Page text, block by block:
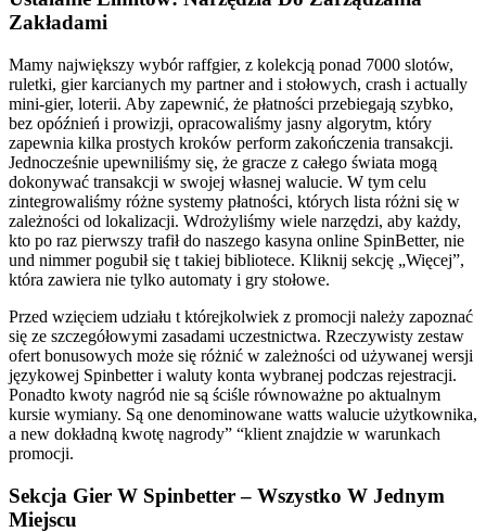
Zakładami
Mamy największy wybór raffgier, z kolekcją ponad 7000 slotów,
ruletki, gier karcianych my partner and i stołowych, crash i actually
mini-gier, loterii. Aby zapewnić, że płatności przebiegają szybko,
bez opóźnień i prowizji, opracowaliśmy jasny algorytm, który
zapewnia kilka prostych kroków perform zakończenia transakcji.
Jednocześnie upewniliśmy się, że gracze z całego świata mogą
dokonywać transakcji w swojej własnej walucie. W tym celu
zintegrowaliśmy różne systemy płatności, których lista różni się w
zależności od lokalizacji. Wdrożyliśmy wiele narzędzi, aby każdy,
kto po raz pierwszy trafił do naszego kasyna online SpinBetter, nie
und nimmer pogubił się t takiej bibliotece. Kliknij sekcję „Więcej”,
która zawiera nie tylko automaty i gry stołowe.
Przed wzięciem udziału t którejkolwiek z promocji należy zapoznać
się ze szczegółowymi zasadami uczestnictwa. Rzeczywisty zestaw
ofert bonusowych może się różnić w zależności od używanej wersji
językowej Spinbetter i waluty konta wybranej podczas rejestracji.
Ponadto kwoty nagród nie są ściśle równoważne po aktualnym
kursie wymiany. Są one denominowane watts walucie użytkownika,
a new dokładną kwotę nagrody” “klient znajdzie w warunkach
promocji.
Sekcja Gier W Spinbetter – Wszystko W Jednym
Miejscu